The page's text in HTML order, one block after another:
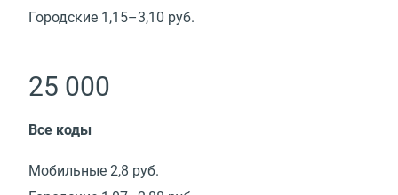
Городские 1,15–3,10 руб.
25 000
Все коды
Мобильные 2,8 руб.